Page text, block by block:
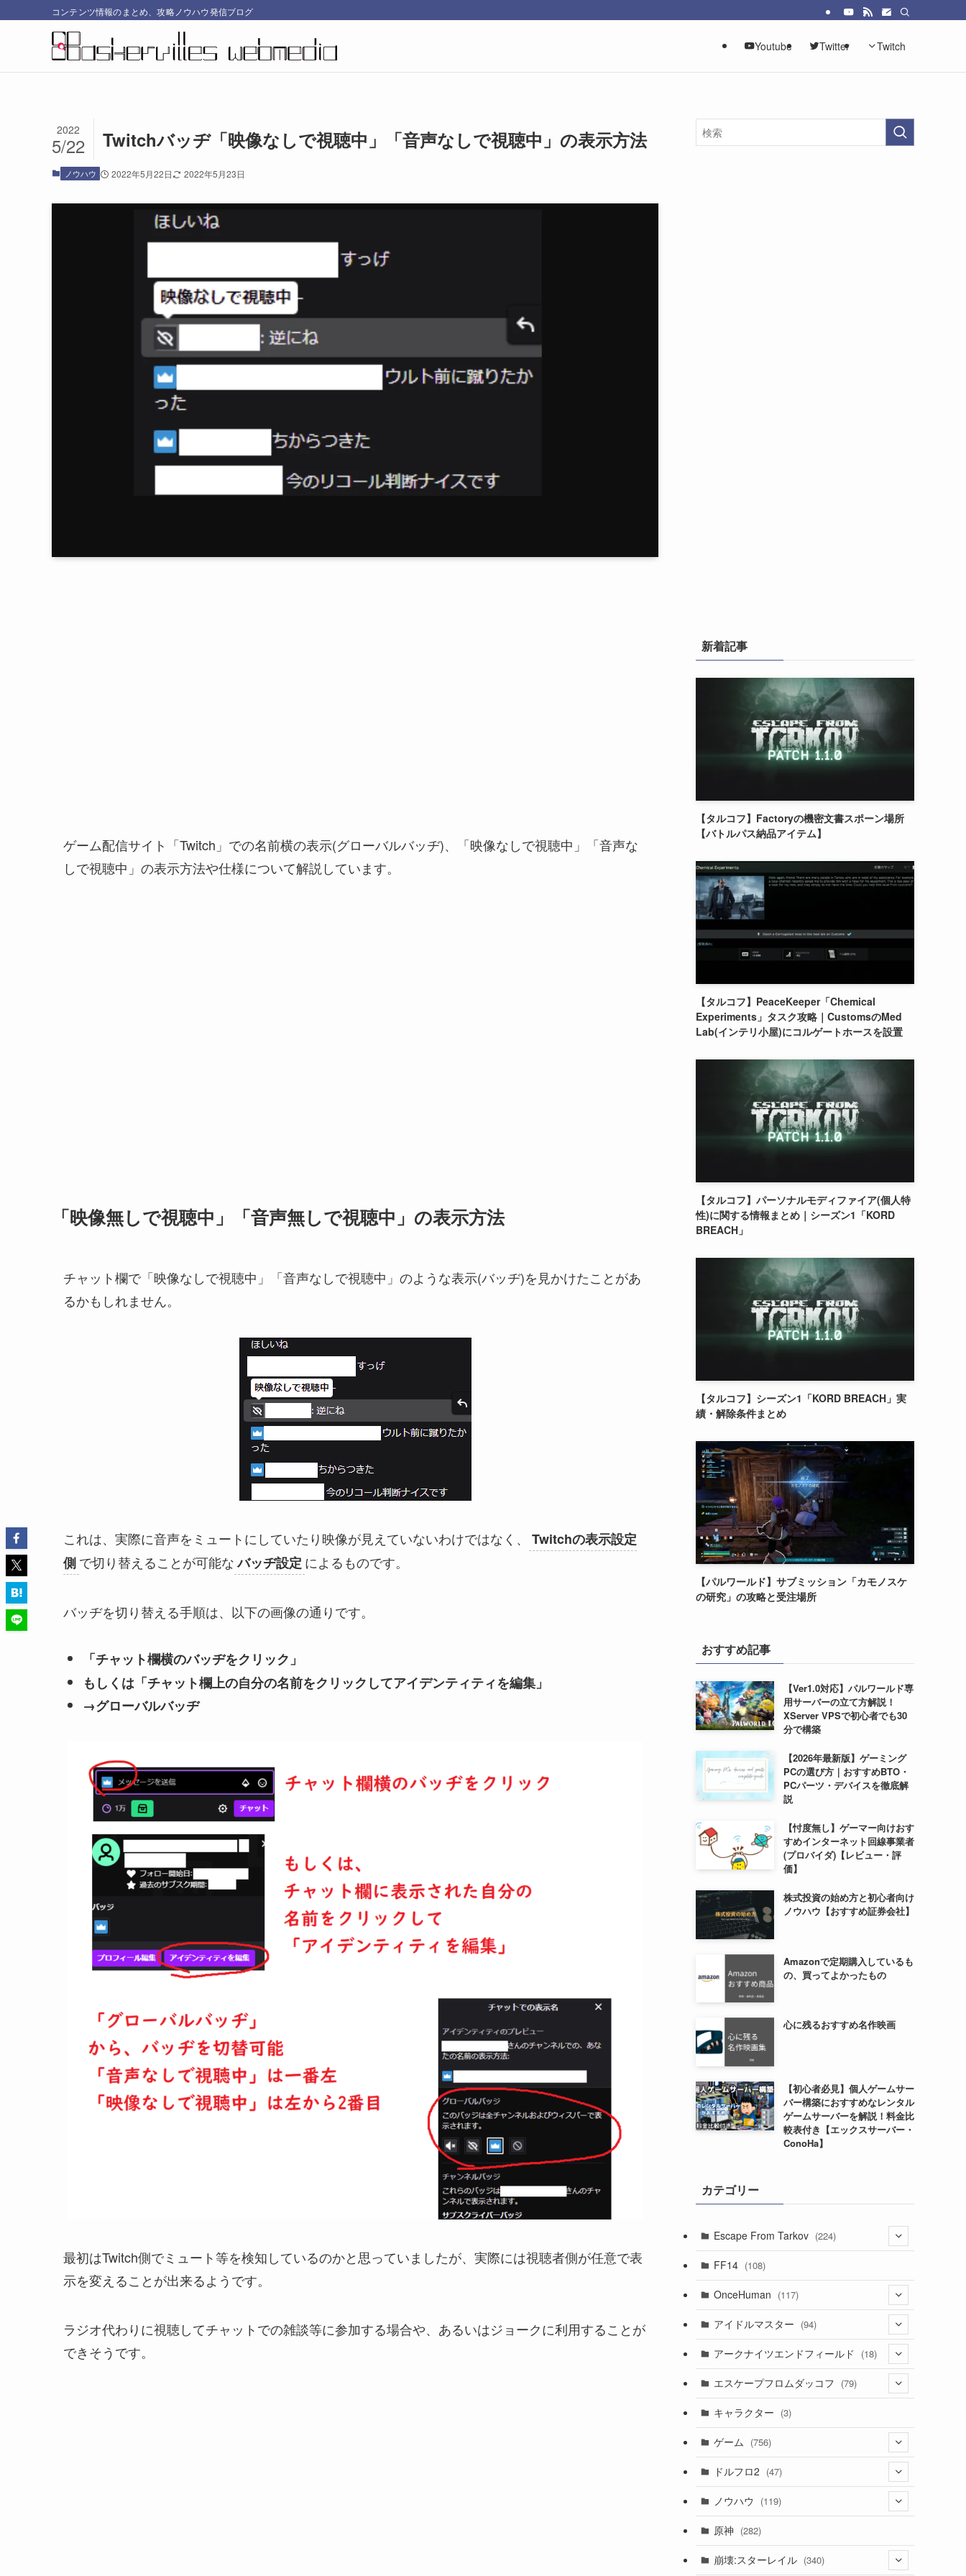
コンテンツ情報のまとめ、攻略ノウハウ発信ブログ
Youtube Twitter Twitch
Twitchバッヂ「映像なしで視聴中」「音声なしで視聴中」の表示方法
2022
5/22
ノウハウ 2022年5月22日 2022年5月23日
ゲーム配信サイト「Twitch」での名前横の表示(グローバルバッヂ)、「映像なしで視聴中」「音声な
しで視聴中」の表示方法や仕様について解説しています。
「映像無しで視聴中」「音声無しで視聴中」の表示方法
チャット欄で「映像なしで視聴中」「音声なしで視聴中」のような表示(バッヂ)を見かけたことがあ
るかもしれません。
これは、 実際に音声をミュートにしていたり映像が見えていないわけではなく 、
Twitchの表示設定
側で切り替えることが可能なバッヂ設定 によるものです。
バッヂを切り替える手順は、以下の画像の通りです。
「チャット欄横のバッヂをクリック」
もしくは「チャット欄上の自分の名前をクリックしてアイデンティティを編集」
→グローバルバッヂ
最初はTwitch側でミュート等を検知しているのかと思っていましたが、実際には視聴者側が任意で表
示を変えることが出来るようです。
ラジオ代わりに視聴してチャットでの雑談等に参加する場合や、あるいはジョークに利用することが
できそうです。
新着記事
【タルコフ】Factoryの機密文書スポーン場所
【バトルパス納品アイテム】
【タルコフ】PeaceKeeper「Chemical
Experiments」タスク攻略｜CustomsのMed
Lab(インテリ小屋)にコルゲートホースを設置
【タルコフ】パーソナルモディファイア(個人特
性)に関する情報まとめ｜シーズン1「KORD
BREACH」
【タルコフ】シーズン1「KORD BREACH」実
績・解除条件まとめ
【パルワールド】サブミッション「カモノスケ
の研究」の攻略と受注場所
おすすめ記事
【Ver1.0対応】パルワールド専
用サーバーの立て方解説！
XServer VPSで初心者でも30
分で構築
【2026年最新版】ゲーミング
PCの選び方｜おすすめBTO・
PCパーツ・デバイスを徹底解
説
【忖度無し】ゲーマー向けおす
すめインターネット回線事業者
(プロバイダ)【レビュー・評
価】
株式投資の始め方と初心者向け
ノウハウ【おすすめ証券会社】
Amazonで定期購入しているも
の、買ってよかったもの
心に残るおすすめ名作映画
【初心者必見】個人ゲームサー
バー構築におすすめなレンタル
ゲームサーバーを解説！料金比
較表付き【エックスサーバー・
ConoHa】
カテゴリー
Escape From Tarkov (224)
(16)
(11)
(2)
(11)
(13)
(8)
FF14 (108)
OnceHuman (117)
(20)
(1)
(3)
アイドルマスター (94)
(71)
(17)
(4)
アークナイツエンドフィールド (18)
(14)
(1)
エスケープフロムダッコフ (79)
(62)
キャラクター (3)
ゲーム (756)
(4)
(11)
ドルフロ2 (47)
(3)
(1)
(42)
ノウハウ (119)
(14)
(4)
原神 (282)
崩壊:スターレイル (340)